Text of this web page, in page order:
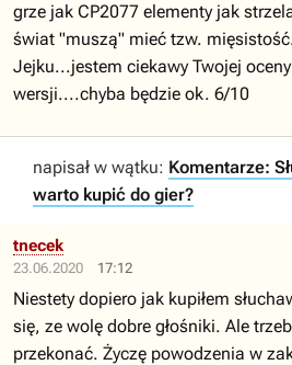
grze jak CP2077 elementy jak
świat "muszą" mieć tzw.
Jejku...jestem ciekawy Twojej oceny
wersji....chyba będzie ok. 6/10
napisał w wątku: Komentarze:
warto kupić do gier?
23.06.2020 17:12
tnecek
Niestety dopiero jak kupiłem
się, ze wolę dobre głośniki. Ale
przekonać. Życzę powodzenia w